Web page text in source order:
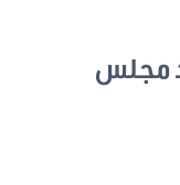
مجلس